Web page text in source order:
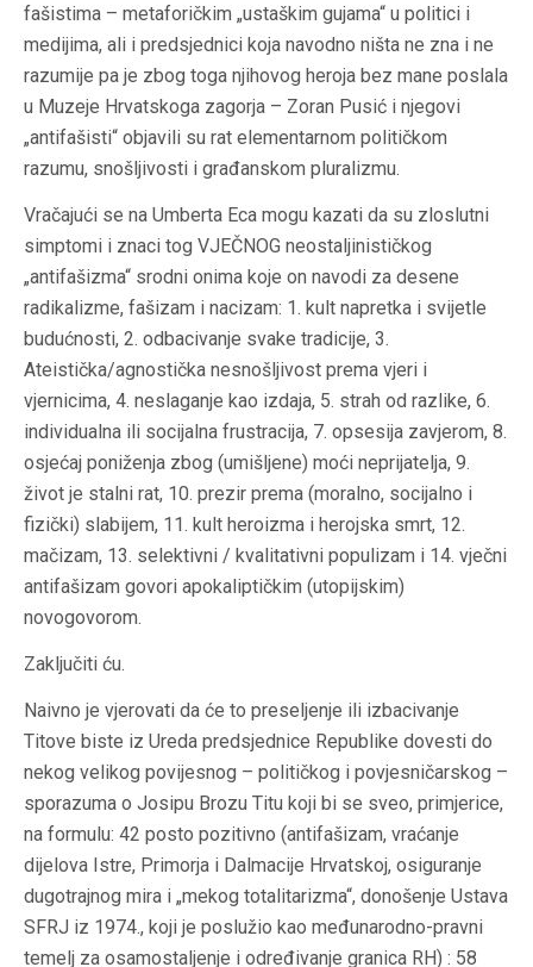
fašistima – metaforičkim „ustaškim gujama“ u politici i
medijima, ali i predsjednici koja navodno ništa ne zna i ne
razumije pa je zbog toga njihovog heroja bez mane poslala
u Muzeje Hrvatskoga zagorja – Zoran Pusić i njegovi
„antifašisti“ objavili su rat elementarnom političkom
razumu, snošljivosti i građanskom pluralizmu.
Vračajući se na Umberta Eca mogu kazati da su zloslutni
simptomi i znaci tog VJEČNOG neostaljinističkog
„antifašizma“ srodni onima koje on navodi za desene
radikalizme, fašizam i nacizam: 1. kult napretka i svijetle
budućnosti, 2. odbacivanje svake tradicije, 3.
Ateistička/agnostička nesnošljivost prema vjeri i
vjernicima, 4. neslaganje kao izdaja, 5. strah od razlike, 6.
individualna ili socijalna frustracija, 7. opsesija zavjerom, 8.
osjećaj poniženja zbog (umišljene) moći neprijatelja, 9.
život je stalni rat, 10. prezir prema (moralno, socijalno i
fizički) slabijem, 11. kult heroizma i herojska smrt, 12.
mačizam, 13. selektivni / kvalitativni populizam i 14. vječni
antifašizam govori apokaliptičkim (utopijskim)
novogovorom.
Zaključiti ću.
Naivno je vjerovati da će to preseljenje ili izbacivanje
Titove biste iz Ureda predsjednice Republike dovesti do
nekog velikog povijesnog – političkog i povjesničarskog –
sporazuma o Josipu Brozu Titu koji bi se sveo, primjerice,
na formulu: 42 posto pozitivno (antifašizam, vraćanje
dijelova Istre, Primorja i Dalmacije Hrvatskoj, osiguranje
dugotrajnog mira i „mekog totalitarizma“, donošenje Ustava
SFRJ iz 1974., koji je poslužio kao međunarodno-pravni
temelj za osamostaljenje i određivanje granica RH) : 58